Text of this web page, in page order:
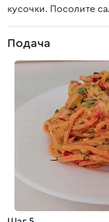
кусочки. Посолите
Подача